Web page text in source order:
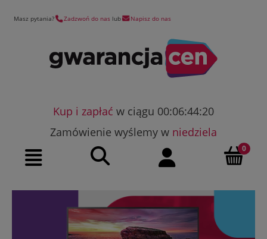
Masz pytania? Zadzwoń do nas lub Napisz do nas
Kup i zapłać w ciągu 00:06:44:20
Zamówienie wyślemy w niedziela